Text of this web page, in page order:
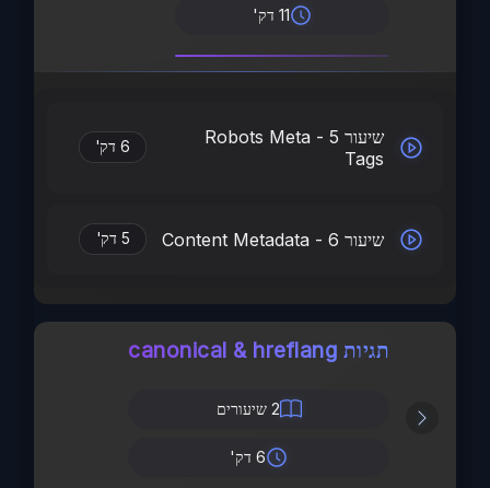
11 דק'
שיעור 5 - Robots Meta
Tags
6 דק'
שיעור 6 - Content Metadata 5 דק'
תגיות canonical & hreflang
2 שיעורים
6 דק'